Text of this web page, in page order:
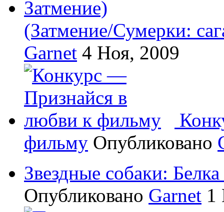
(Затмение/Сумерки:
Garnet 4 Ноя, 2009
фильму Опубликовано
Звездные собаки:
Опубликовано Garnet 1